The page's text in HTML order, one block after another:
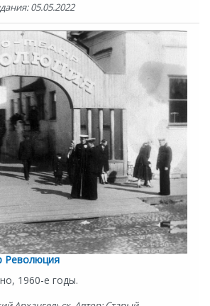
05.05.2022
Революция
1960-е годы.